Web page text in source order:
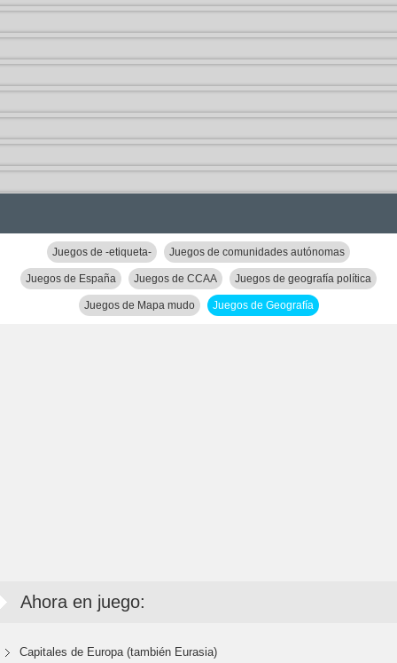
Juegos de -etiqueta- Juegos de comunidades autónomas
Juegos de España Juegos de CCAA Juegos de geografía política
Juegos de Mapa mudo Juegos de Geografía
Ahora en juego:
Capitales de Europa (también Eurasia)